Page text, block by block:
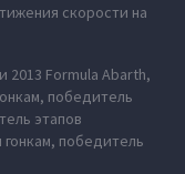
скорости на
2013 Formula Abarth,
победитель
этапов
победитель